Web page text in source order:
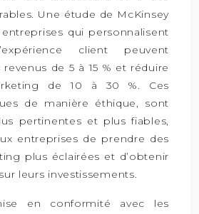
Une étude de McKinsey
qui personnalisent
client peuvent
de 5 à 15 % et réduire
de 10 à 30 %. Ces
de manière éthique, sont
pertinentes et plus fiables,
entreprises de prendre des
plus éclairées et d’obtenir
leurs investissements.
en conformité avec les